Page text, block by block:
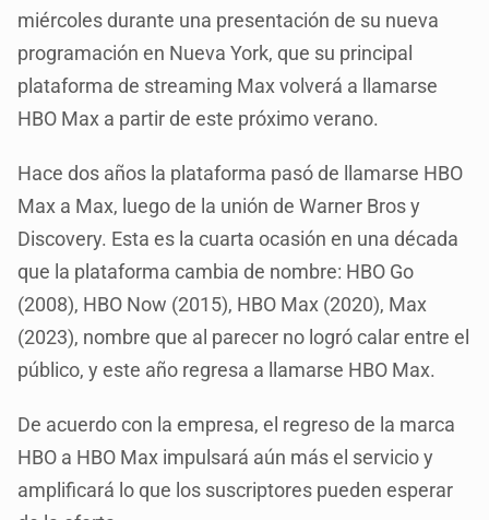
miércoles durante una presentación de su nueva
programación en Nueva York, que su principal
plataforma de streaming Max volverá a llamarse
HBO Max a partir de este próximo verano.
Hace dos años la plataforma pasó de llamarse HBO
Max a Max, luego de la unión de Warner Bros y
Discovery. Esta es la cuarta ocasión en una década
que la plataforma cambia de nombre: HBO Go
(2008), HBO Now (2015), HBO Max (2020), Max
(2023), nombre que al parecer no logró calar entre el
público, y este año regresa a llamarse HBO Max.
De acuerdo con la empresa, el regreso de la marca
HBO a HBO Max impulsará aún más el servicio y
amplificará lo que los suscriptores pueden esperar